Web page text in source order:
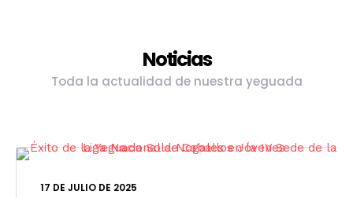
Noticias
Toda la actualidad de nuestra yeguada
17 DE JULIO DE 2025